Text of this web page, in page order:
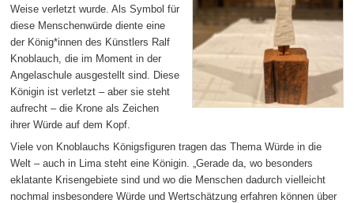
Weise verletzt wurde. Als Symbol für
diese Menschenwürde diente eine
der König*innen des Künstlers Ralf
Knoblauch, die im Moment in der
Angelaschule ausgestellt sind. Diese
Königin ist verletzt – aber sie steht
aufrecht – die Krone als Zeichen
ihrer Würde auf dem Kopf.
Viele von Knoblauchs Königsfiguren tragen das Thema Würde in die
Welt – auch in Lima steht eine Königin. „Gerade da, wo besonders
eklatante Krisengebiete sind und wo die Menschen dadurch vielleicht
nochmal insbesondere Würde und Wertschätzung erfahren können über